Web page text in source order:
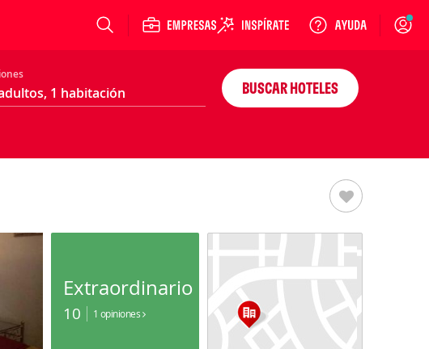
Login
BUSCAR HOTELES
Extraordinario
10 1 opiniones